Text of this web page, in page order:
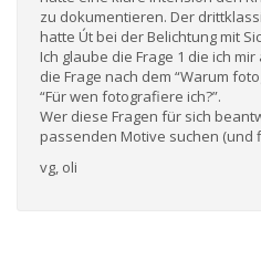
zu dokumentieren. Der
hatte Út bei der Belichtung mit
Ich glaube die Frage 1 die ich
die Frage nach dem “Warum
“Für wen fotografiere ich?”.
Wer diese Fragen für sich
passenden Motive suchen (und
vg, oli